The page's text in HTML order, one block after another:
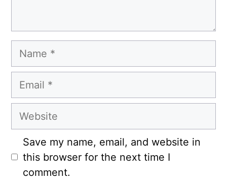
Name
Email
Website
Save my name, email, and website in
this browser for the next time I
comment.